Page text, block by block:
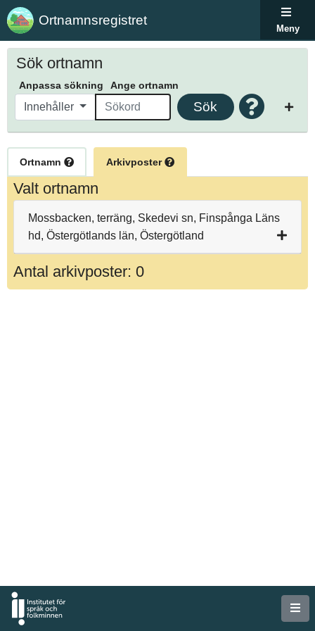
Ortnamnsregistret
Meny
Sök ortnamn
Anpassa sökning Ange ortnamn
Innehåller Sök
Ortnamn Arkivposter
Valt ortnamn
Mossbacken, terräng, Skedevi sn, Finspånga Läns
hd, Östergötlands län, Östergötland
Antal arkivposter: 0